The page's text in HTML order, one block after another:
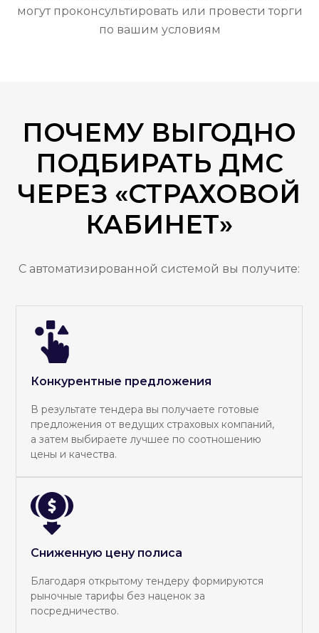
могут проконсультировать или провести торги
по вашим условиям
ПОЧЕМУ ВЫГОДНО
ПОДБИРАТЬ ДМС
ЧЕРЕЗ «СТРАХОВОЙ
КАБИНЕТ»
С автоматизированной системой вы получите:
Конкурентные предложения
В результате тендера вы получаете готовые
предложения от ведущих страховых компаний,
а затем выбираете лучшее по соотношению
цены и качества.
Сниженную цену полиса
Благодаря открытому тендеру формируются
рыночные тарифы без наценок за
посредничество.